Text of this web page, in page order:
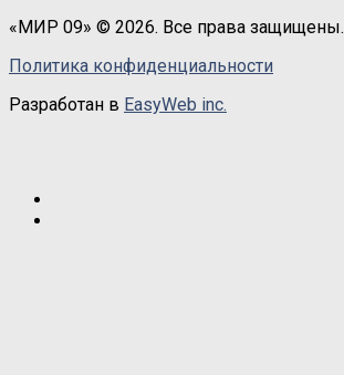
«МИР 09» © 2026. Все права защищены.
Политика конфиденциальности
Разработан в EasyWeb inc.